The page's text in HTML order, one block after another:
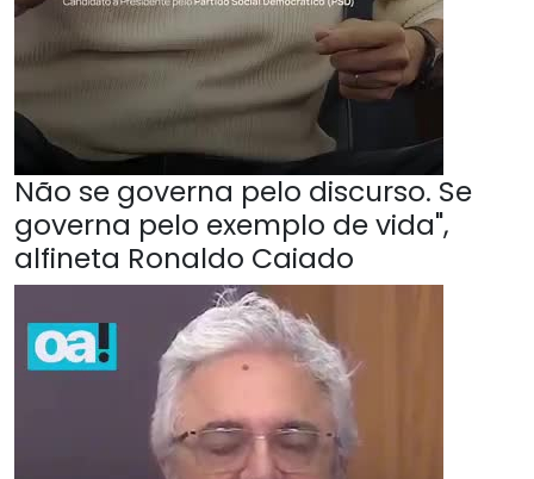
Não se governa pelo discurso. Se
governa pelo exemplo de vida",
alfineta Ronaldo Caiado